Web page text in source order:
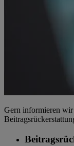
Gern informieren wir